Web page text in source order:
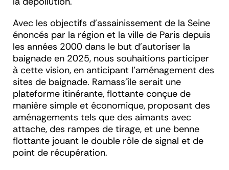
Avec les objectifs d’assainissement de la Seine
énoncés par la région et la ville de Paris depuis
les années 2000 dans le but d’autoriser la
baignade en 2025, nous souhaitions participer
à cette vision, en anticipant l’aménagement des
sites de baignade. Ramass’île serait une
plateforme itinérante, flottante conçue de
manière simple et économique, proposant des
aménagements tels que des aimants avec
attache, des rampes de tirage, et une benne
flottante jouant le double rôle de signal et de
point de récupération.